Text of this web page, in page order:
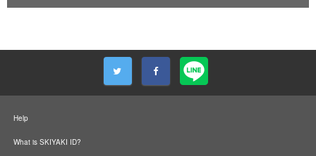
Help
What is SKIYAKI ID?